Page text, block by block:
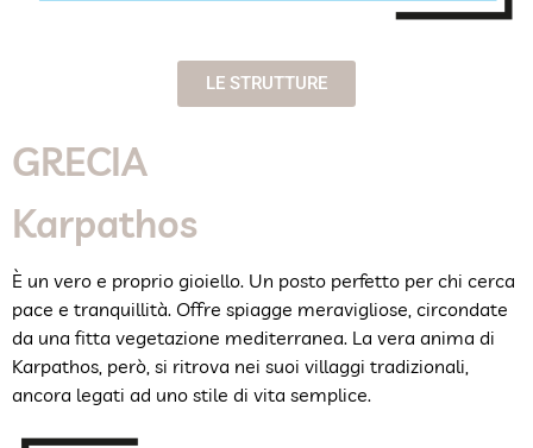
LE STRUTTURE
GRECIA
Karpathos
È un vero e proprio gioiello. Un posto perfetto per chi cerca
pace e tranquillità. Offre spiagge meravigliose, circondate
da una fitta vegetazione mediterranea. La vera anima di
Karpathos, però, si ritrova nei suoi villaggi tradizionali,
ancora legati ad uno stile di vita semplice.